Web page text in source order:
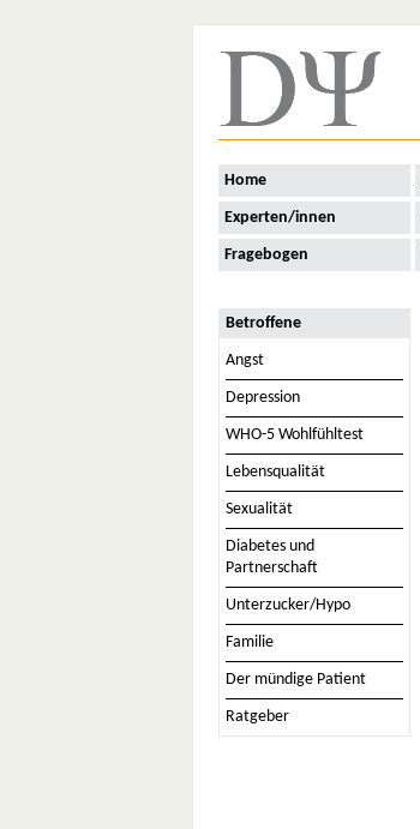
Home
Experten/innen
Fragebogen
Betroffene
Angst
Depression
WHO-5 Wohlfühltest
Lebensqualität
Sexualität
Diabetes und
Partnerschaft
Unterzucker/Hypo
Familie
Der mündige Patient
Ratgeber